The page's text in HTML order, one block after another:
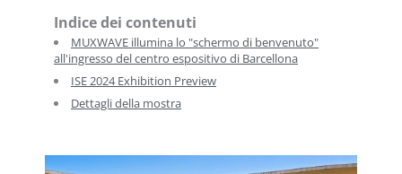
Indice dei contenuti
MUXWAVE illumina lo "schermo di benvenuto"
all'ingresso del centro espositivo di Barcellona
ISE 2024 Exhibition Preview
Dettagli della mostra